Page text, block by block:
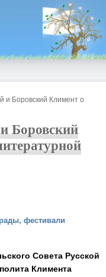
и Боровский Климент о
Боровский
фестивали
Совета Русской
Климента